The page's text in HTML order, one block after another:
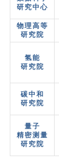
研究中心
物理高等
研究院
氢能
研究院
碳中和
研究院
量子
精密测量
研究院